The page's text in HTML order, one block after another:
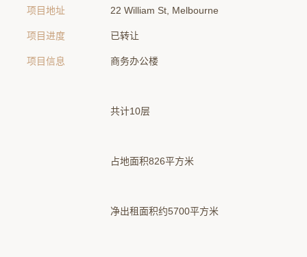
项目地址 22 William St, Melbourne
项目进度 已转让
项目信息 商务办公楼
共计10层
占地面积826平方米
净出租面积约5700平方米